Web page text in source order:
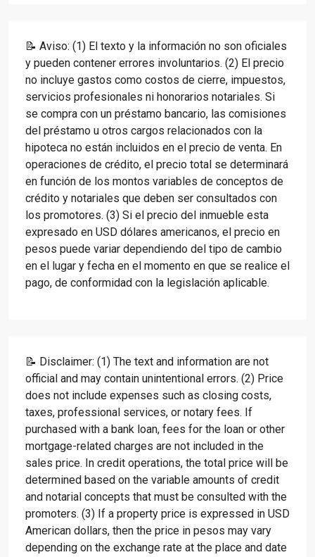
📝 Aviso: (1) El texto y la información no son oficiales
y pueden contener errores involuntarios. (2) El precio
no incluye gastos como costos de cierre, impuestos,
servicios profesionales ni honorarios notariales. Si
se compra con un préstamo bancario, las comisiones
del préstamo u otros cargos relacionados con la
hipoteca no están incluidos en el precio de venta. En
operaciones de crédito, el precio total se determinará
en función de los montos variables de conceptos de
crédito y notariales que deben ser consultados con
los promotores. (3) Si el precio del inmueble esta
expresado en USD dólares americanos, el precio en
pesos puede variar dependiendo del tipo de cambio
en el lugar y fecha en el momento en que se realice el
pago, de conformidad con la legislación aplicable.
📝 Disclaimer: (1) The text and information are not
official and may contain unintentional errors. (2) Price
does not include expenses such as closing costs,
taxes, professional services, or notary fees. If
purchased with a bank loan, fees for the loan or other
mortgage-related charges are not included in the
sales price. In credit operations, the total price will be
determined based on the variable amounts of credit
and notarial concepts that must be consulted with the
promoters. (3) If a property price is expressed in USD
American dollars, then the price in pesos may vary
depending on the exchange rate at the place and date